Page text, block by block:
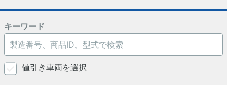
キーワード
値引き車両を選択